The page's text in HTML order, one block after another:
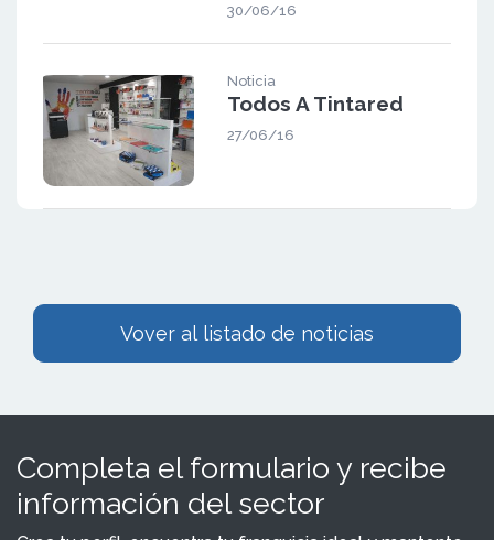
30/06/16
Noticia
Todos A Tintared
27/06/16
Vover al listado de noticias
Completa el formulario y recibe
información del sector